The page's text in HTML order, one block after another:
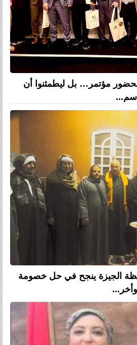
لحضور مؤتمر… بل ليطمئنوا أن
الجيزة ينجح في حل خصومة